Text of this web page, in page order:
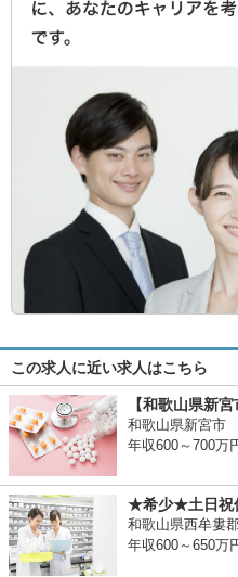
この求人に近い求人はこちら
【和歌山県新
和歌山県新宮市
年収600～700万
★希少★土日祝
和歌山県西牟婁
年収600～650万